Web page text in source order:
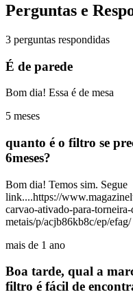
Perguntas e
3 perguntas respondidas
É de parede
Bom dia! Essa é de mesa
5 meses
quanto é o filtro se
6meses?
Bom dia! Temos sim. Segue
link....https://
carvao-ativado-para-
metais/p/acjb86kb8c/ep/efag/
mais de 1 ano
Boa tarde, qual a
filtro é fácil de